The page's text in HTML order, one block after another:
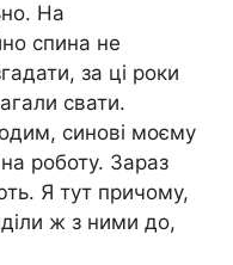
На
спина не
за ці роки
свати.
синові моєму
роботу. Зараз
Я тут причому,
ж з ними до,